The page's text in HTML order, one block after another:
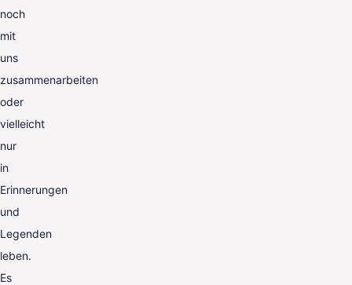
noch
mit
uns
zusammenarbeiten
oder
vielleicht
nur
in
Erinnerungen
und
Legenden
leben.
Es